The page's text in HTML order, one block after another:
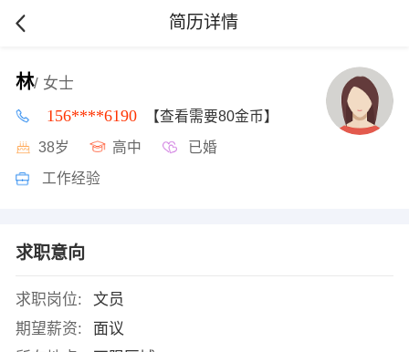
简历详情
林/ 女士
156****6190 【查看需要80金币】
38岁 高中 已婚
工作经验
求职意向
求职岗位:
文员
期望薪资:
面议